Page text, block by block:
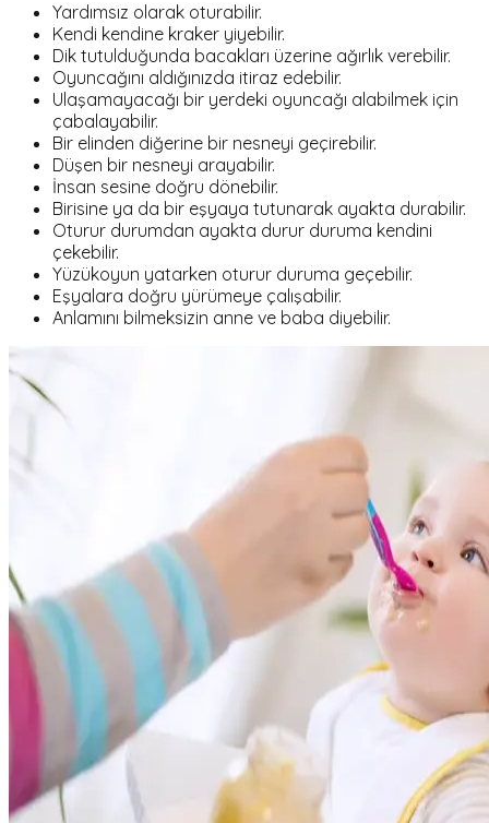
Yardımsız olarak oturabilir.
Kendi kendine kraker yiyebilir.
Dik tutulduğunda bacakları üzerine ağırlık verebilir.
Oyuncağını aldığınızda itiraz edebilir.
Ulaşamayacağı bir yerdeki oyuncağı alabilmek için
çabalayabilir.
Bir elinden diğerine bir nesneyi geçirebilir.
Düşen bir nesneyi arayabilir.
İnsan sesine doğru dönebilir.
Birisine ya da bir eşyaya tutunarak ayakta durabilir.
Oturur durumdan ayakta durur duruma kendini
çekebilir.
Yüzükoyun yatarken oturur duruma geçebilir.
Eşyalara doğru yürümeye çalışabilir.
Anlamını bilmeksizin anne ve baba diyebilir.